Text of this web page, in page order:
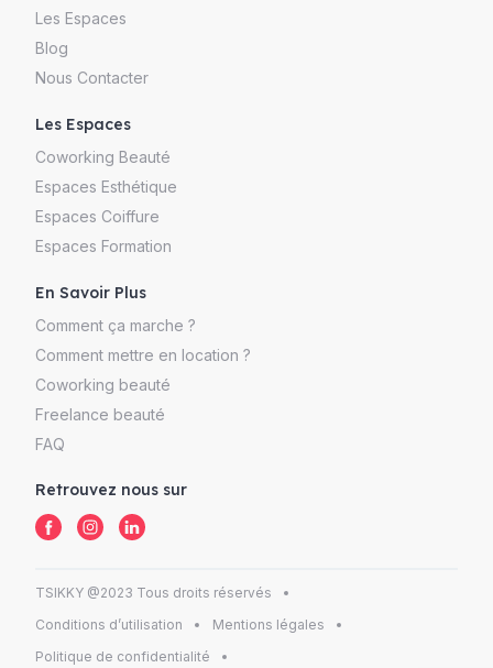
Les Espaces
Blog
Nous Contacter
Les Espaces
Coworking Beauté
Espaces Esthétique
Espaces Coiffure
Espaces Formation
En Savoir Plus
Comment ça marche ?
Comment mettre en location ?
Coworking beauté
Freelance beauté
FAQ
Retrouvez nous sur
TSIKKY @2023 Tous droits réservés
Conditions d’utilisation
Mentions légales
Politique de confidentialité